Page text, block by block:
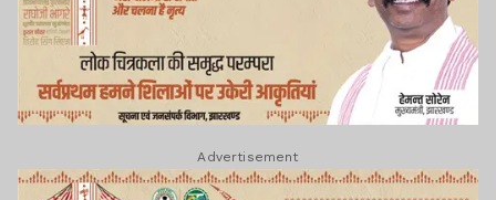
Advertisement